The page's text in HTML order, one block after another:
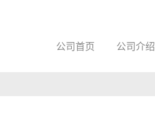
公司首页 公司介绍